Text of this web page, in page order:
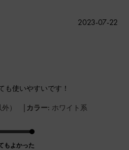
も使いやすいです！
） | カラー: ホワイト系
もよかった
公
2023-07-22